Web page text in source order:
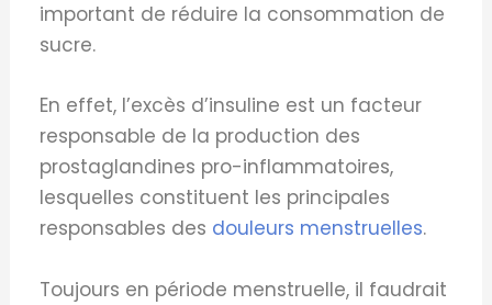
important de réduire la consommation de
sucre.
En effet, l’excès d’insuline est un facteur
responsable de la production des
prostaglandines pro-inflammatoires,
lesquelles constituent les principales
responsables des douleurs menstruelles.
Toujours en période menstruelle, il faudrait